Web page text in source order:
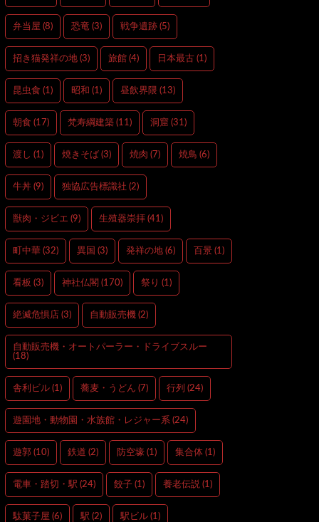
弁当屋 (8) 恐竜 (3) 戦争遺跡 (5)
招き猫発祥の地 (3) 旅館 (4) 日本最古 (1)
昆虫食 (1) 昭和 (1) 昼飲界隈 (13)
朝食 (17) 梵寿綱建築 (11) 洞窟 (31)
渡し (1) 焼きそば (3) 焼肉 (7) 焼鳥 (6)
牛丼 (9) 独協広告標識社 (2)
獣肉・ジビエ (9) 生殖器崇拝 (41)
町中華 (32) 異国 (3) 発祥の地 (6) 百景 (1)
看板 (3) 神社仏閣 (170) 祭り (1)
絶滅危惧店 (3) 自動販売機 (2)
自動販売機・オートパーラー・ドライブスルー
(18)
舎利ビル (1) 蕎麦・うどん (7) 行列 (24)
遊園地・動物園・水族館・レジャー系 (24)
遊郭 (10) 鉄道 (2) 防空壕 (1) 集合体 (1)
電車・踏切・駅 (24) 餃子 (1) 養老伝説 (1)
駄菓子屋 (6) 駅 (2) 駅ビル (1)